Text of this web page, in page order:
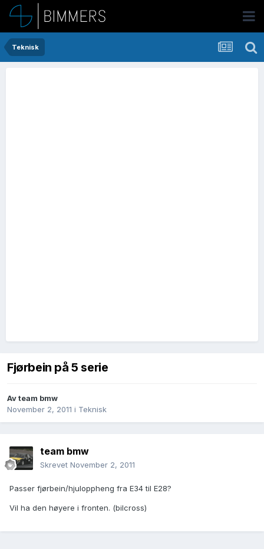
Teknisk
Fjørbein på 5 serie
Avteam bmw
November 2, 2011 i Teknisk
team bmw
Skrevet November 2, 2011
Passer fjørbein/hjuloppheng fra E34 til E28?
Vil ha den høyere i fronten. (bilcross)